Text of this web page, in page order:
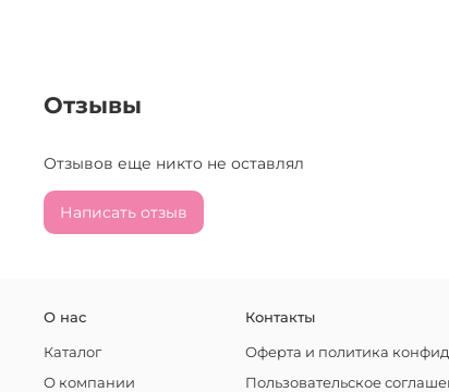
Отзывы
Отзывов еще никто не оставлял
Написать отзыв
О нас
Каталог
О компании
Контакты
Оферта и политика
Пользовательское